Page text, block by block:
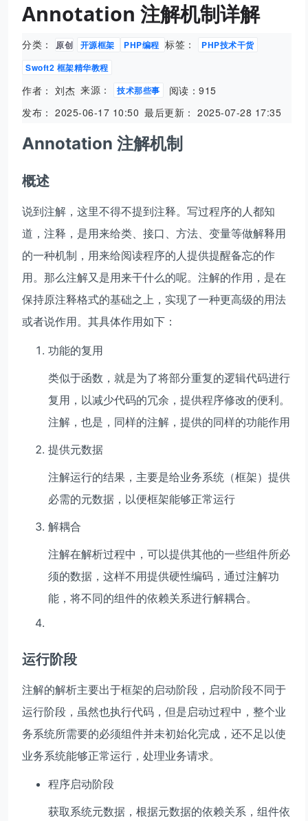
Annotation 注解机制详解
分类： 原创 开源框架 PHP编程 标签：
PHP技术干货
Swoft2 框架精华教程
作者： 刘杰 来源： 技术那些事
阅读：915
发布： 2025-06-17 10:50 最后更新： 2025-07-28 17:35
Annotation 注解机制
概述
说到注解，这里不得不提到注释。写过程序的人都知
道，注释，是用来给类、接口、方法、变量等做解释用
的一种机制，用来给阅读程序的人提供提醒备忘的作
用。那么注解又是用来干什么的呢。注解的作用，是在
保持原注释格式的基础之上，实现了一种更高级的用法
或者说作用。其具体作用如下：
功能的复用
类似于函数，就是为了将部分重复的逻辑代码进行
复用，以减少代码的冗余，提供程序修改的便利。
注解，也是，同样的注解，提供的同样的功能作用
提供元数据
注解运行的结果，主要是给业务系统（框架）提供
必需的元数据，以便框架能够正常运行
解耦合
注解在解析过程中，可以提供其他的一些组件所必
须的数据，这样不用提供硬性编码，通过注解功
能，将不同的组件的依赖关系进行解耦合。
运行阶段
注解的解析主要出于框架的启动阶段，启动阶段不同于
运行阶段，虽然也执行代码，但是启动过程中，整个业
务系统所需要的必须组件并未初始化完成，还不足以使
业务系统能够正常运行，处理业务请求。
程序启动阶段
获取系统元数据，根据元数据的依赖关系，组件依